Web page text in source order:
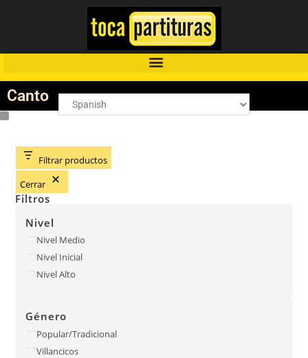
Canto
Filtrar productos
Cerrar
Filtros
Nivel
Nivel Medio
Nivel Inicial
Nivel Alto
Género
Popular/Tradicional
Villancicos